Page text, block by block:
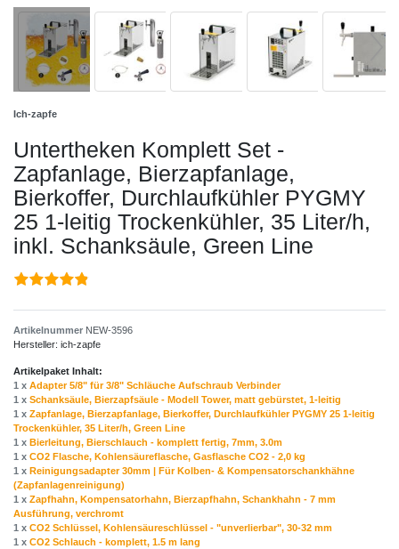
Ich-zapfe
Untertheken Komplett Set -
Zapfanlage, Bierzapfanlage,
Bierkoffer, Durchlaufkühler PYGMY
25 1-leitig Trockenkühler, 35 Liter/h,
inkl. Schanksäule, Green Line
Artikelnummer NEW-3596
Hersteller: ich-zapfe
Artikelpaket Inhalt:
1 x Adapter 5/8" für 3/8" Schläuche Aufschraub Verbinder
1 x Schanksäule, Bierzapfsäule - Modell Tower, matt gebürstet, 1-leitig
1 x Zapfanlage, Bierzapfanlage, Bierkoffer, Durchlaufkühler PYGMY 25 1-leitig
Trockenkühler, 35 Liter/h, Green Line
1 x Bierleitung, Bierschlauch - komplett fertig, 7mm, 3.0m
1 x CO2 Flasche, Kohlensäureflasche, Gasflasche CO2 - 2,0 kg
1 x Reinigungsadapter 30mm | Für Kolben- & Kompensatorschankhähne
(Zapfanlagenreinigung)
1 x Zapfhahn, Kompensatorhahn, Bierzapfhahn, Schankhahn - 7 mm
Ausführung, verchromt
1 x CO2 Schlüssel, Kohlensäureschlüssel - "unverlierbar", 30-32 mm
1 x CO2 Schlauch - komplett, 1.5 m lang